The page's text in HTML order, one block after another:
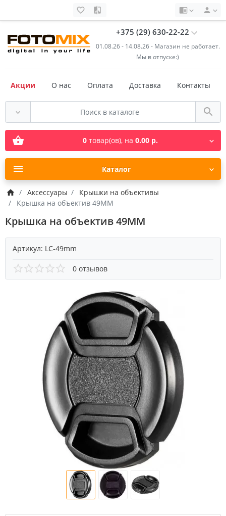
+375 (29) 630-22-22
01.08.26 - 14.08.26 - Магазин не работает.
Мы в отпуске:)
Акции О нас Оплата Доставка Контакты
0товар(ов), на 0.00 р.
Каталог
Аксессуары
Крышки на объективы
Крышка на объектив 49MM
Крышка на объектив 49MM
Артикул: LC-49mm
0 отзывов